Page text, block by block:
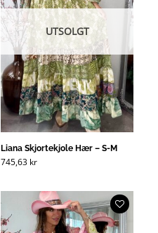
UTSOLGT
Liana Skjortekjole Hær – S-M
745,63 kr